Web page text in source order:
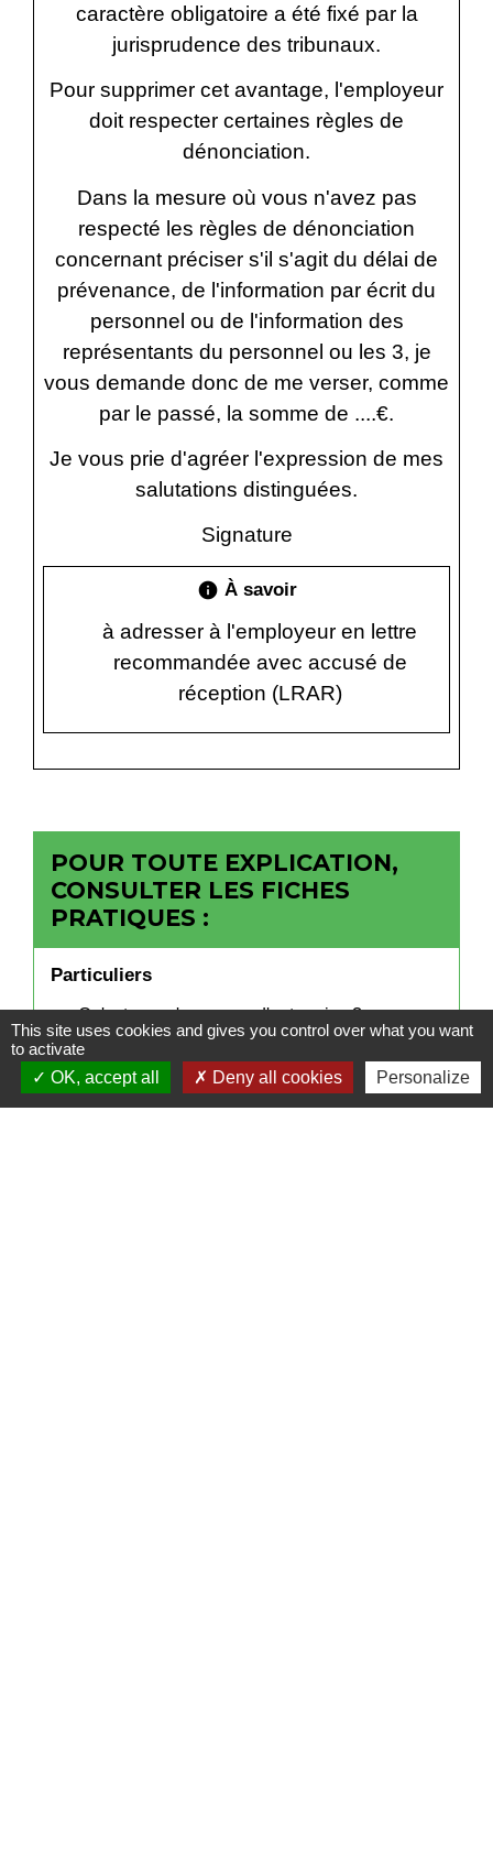
caractère obligatoire a été fixé par la
jurisprudence des tribunaux.
Pour supprimer cet avantage, l'employeur
doit respecter certaines règles de
dénonciation.
Dans la mesure où vous n'avez pas
respecté les règles de dénonciation
concernant préciser s'il s'agit du délai de
prévenance, de l'information par écrit du
personnel ou de l'information des
représentants du personnel ou les 3, je
vous demande donc de me verser, comme
par le passé, la somme de ....€.
Je vous prie d'agréer l'expression de mes
salutations distinguées.
Signature
info À savoir
à adresser à l'employeur en lettre
recommandée avec accusé de
réception (LRAR)
POUR TOUTE EXPLICATION,
CONSULTER LES FICHES
PRATIQUES :
Particuliers
Qu'est-ce qu'un usage d'entreprise ?
Signaler une erreur sur cette page
This site uses cookies and gives you control over what you want
to activate
OK, accept all
Deny all cookies Personalize